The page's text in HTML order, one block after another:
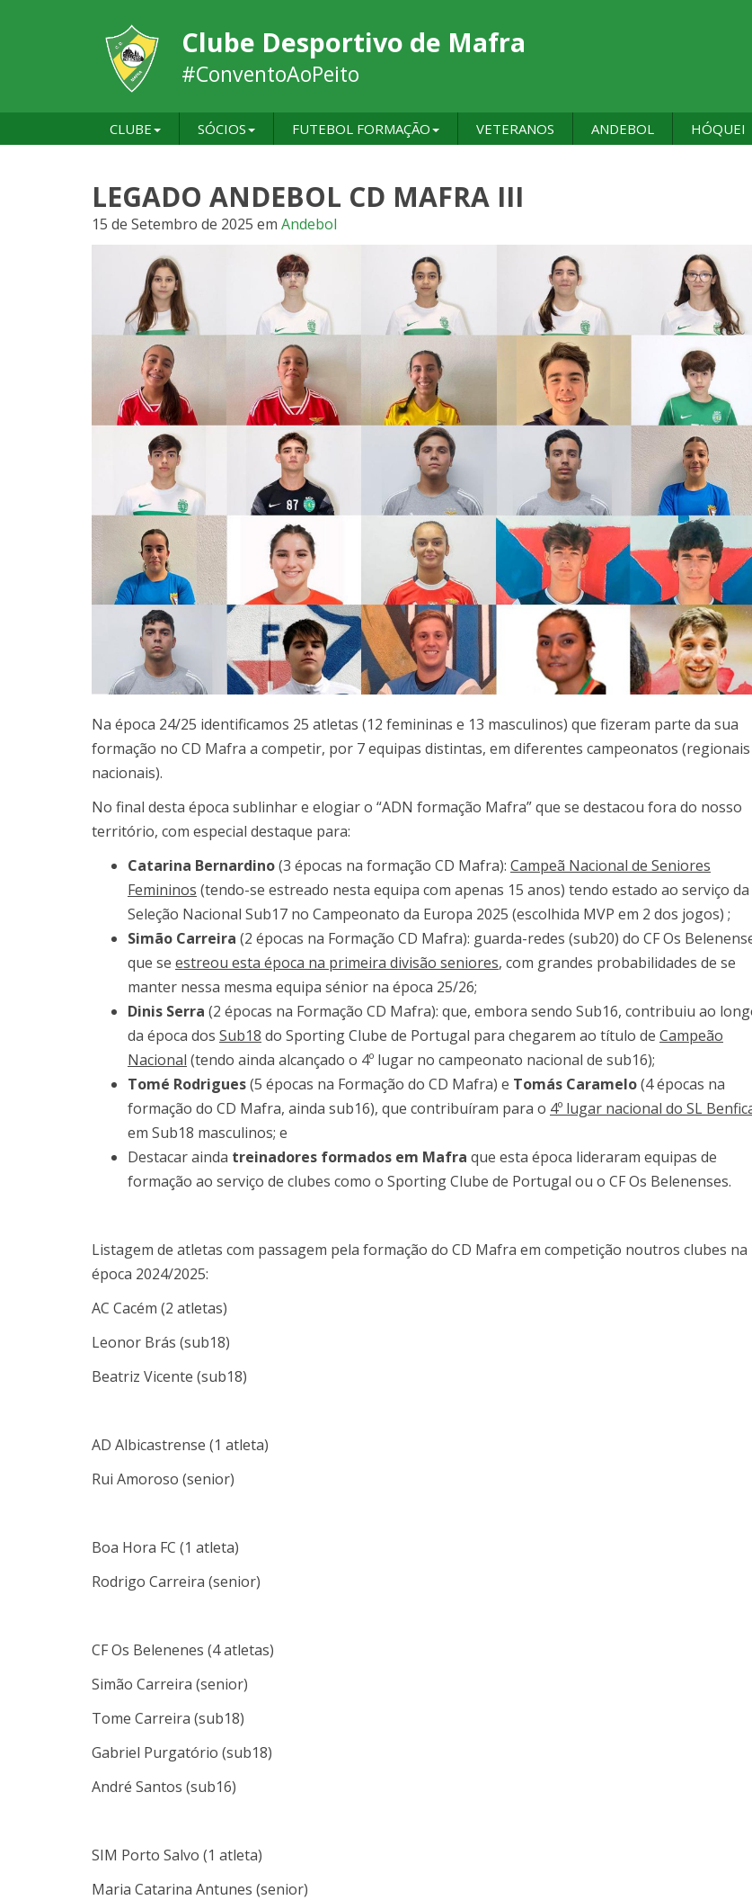
Clube Desportivo de Mafra
#ConventoAoPeito
CLUBE SÓCIOS FUTEBOL FORMAÇÃO VETERANOS ANDEBOL HÓQUEI
LEGADO ANDEBOL CD MAFRA III
15 de Setembro de 2025 em Andebol
Na época 24/25 identificamos 25 atletas (12 femininas e 13 masculinos) que fizeram parte da sua
formação no CD Mafra a competir, por 7 equipas distintas, em diferentes campeonatos (regionais
nacionais).
No final desta época sublinhar e elogiar o “ADN formação Mafra” que se destacou fora do nosso
território, com especial destaque para:
Catarina Bernardino(3 épocas na formação CD Mafra): Campeã Nacional de Seniores
Femininos (tendo-se estreado nesta equipa com apenas 15 anos) tendo estado ao serviço da
Seleção Nacional Sub17 no Campeonato da Europa 2025 (escolhida MVP em 2 dos jogos) ;
Simão Carreira (2 épocas na Formação CD Mafra): guarda-redes (sub20) do CF Os
que se estreou esta época na primeira divisão seniores, com grandes probabilidades de se
manter nessa mesma equipa sénior na época 25/26;
Dinis Serra (2 épocas na Formação CD Mafra): que, embora sendo Sub16, contribuiu ao
da época dos Sub18 do Sporting Clube de Portugal para chegarem ao título de Campeão
Nacional (tendo ainda alcançado o 4º lugar no campeonato nacional de sub16);
Tomé Rodrigues(5 épocas na Formação do CD Mafra) e Tomás Caramelo(4 épocas na
formação do CD Mafra, ainda sub16), que contribuíram para o 4º lugar nacional do SL
em Sub18 masculinos; e
Destacar ainda treinadores formados em Mafra que esta época lideraram equipas de
formação ao serviço de clubes como o Sporting Clube de Portugal ou o CF Os Belenenses.
Listagem de atletas com passagem pela formação do CD Mafra em competição noutros clubes na
época 2024/2025:
AC Cacém (2 atletas)
Leonor Brás (sub18)
Beatriz Vicente (sub18)
AD Albicastrense (1 atleta)
Rui Amoroso (senior)
Boa Hora FC (1 atleta)
Rodrigo Carreira (senior)
CF Os Belenenes (4 atletas)
Simão Carreira (senior)
Tome Carreira (sub18)
Gabriel Purgatório (sub18)
André Santos (sub16)
SIM Porto Salvo (1 atleta)
Maria Catarina Antunes (senior)